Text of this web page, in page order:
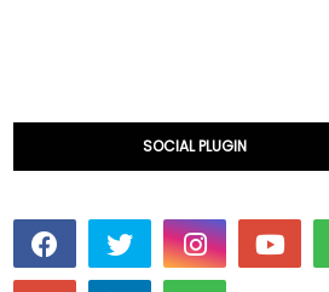
SOCIAL PLUGIN